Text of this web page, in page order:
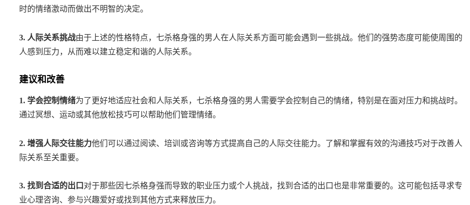
时的情绪激动而做出不明智的决定。
3. 人际关系挑战由于上述的性格特点，七杀格身强的男人在人际关系方面可能会遇到一些挑战。他们的强势态度可能使周围的
人感到压力，从而难以建立稳定和谐的人际关系。
建议和改善
1. 学会控制情绪为了更好地适应社会和人际关系，七杀格身强的男人需要学会控制自己的情绪，特别是在面对压力和挑战时。
通过冥想、运动或其他放松技巧可以帮助他们管理情绪。
2. 增强人际交往能力他们可以通过阅读、培训或咨询等方式提高自己的人际交往能力。了解和掌握有效的沟通技巧对于改善人
际关系至关重要。
3. 找到合适的出口 对于那些因七杀格身强而导致的职业压力或个人挑战，找到合适的出口也是非常重要的。这可能包括寻求专
业心理咨询、参与兴趣爱好或找到其他方式来释放压力。